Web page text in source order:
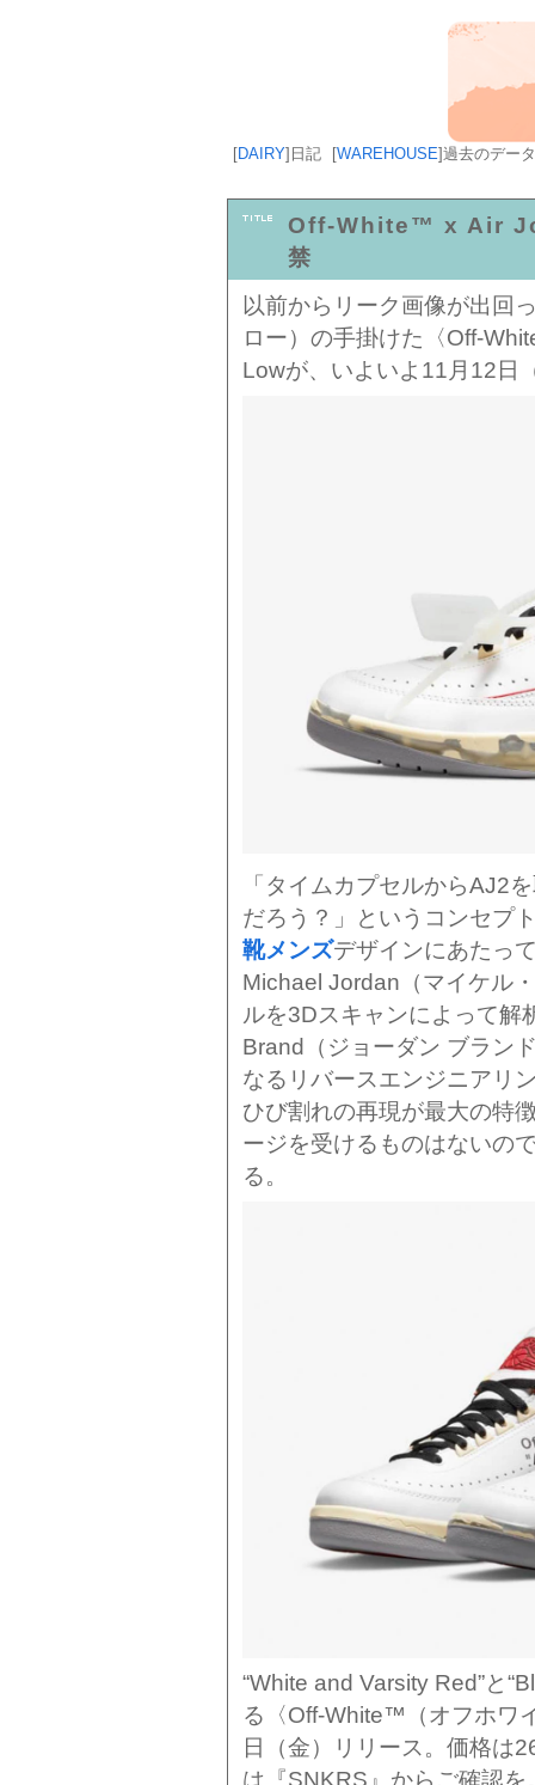
[DAIRY] 日記 [WAREHOUSE]過去のデータ
Off-White™️ x Air
禁
以前からリーク画像が出回
ロー）の手掛けた〈Off-
Lowが、いよいよ11月12日
「タイムカプセルからAJ2
だろう？」というコンセプ
靴メンズデザインにあたっ
Michael Jordan（マイケル
ルを3Dスキャンによって解
Brand（ジョーダン ブラン
なるリバースエンジニアリ
ひび割れの再現が最大の特
ージを受けるものはないの
る。
“White and Varsity Red”と
る〈Off-White™️（オフホワ
日（金）リリース。価格は
は『SNKRS』からご確認を